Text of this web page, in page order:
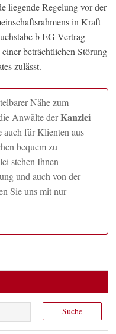
liegende Regelung vor der
in Kraft
b EG-Vertrag
beträchtlichen Störung
zulässt.
Nähe zum
Anwälte derKanzlei
auch für Klienten aus
bequem zu
stehen Ihnen
und auch von der
Sie uns mit nur